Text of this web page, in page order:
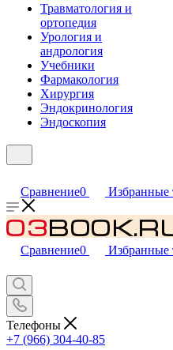
Травматология и
ортопедия
Урология и
андрология
Учебники
Фармакология
Хирургия
Эндокринология
Эндоскопия
Сравнение0 Избранные
Сравнение0 Избранные
Телефоны
+7 (966) 304-40-85